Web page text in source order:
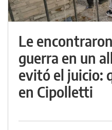
Le
guerra en un
evitó el juicio:
en Cipolletti